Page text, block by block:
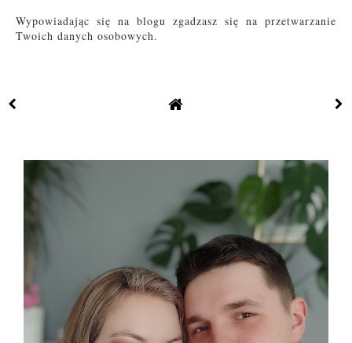
Wypowiadając się na blogu zgadzasz się na przetwarzanie
Twoich danych osobowych.